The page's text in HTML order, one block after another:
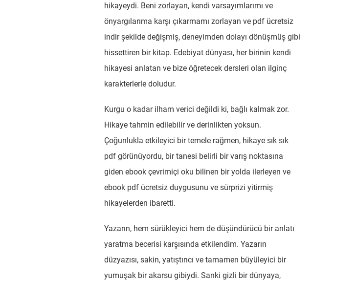
hikayeydi. Beni zorlayan, kendi varsayımlarımı ve
önyargılarıma karşı çıkarmamı zorlayan ve pdf ücretsiz
indir şekilde değişmiş, deneyimden dolayı dönüşmüş gibi
hissettiren bir kitap. Edebiyat dünyası, her birinin kendi
hikayesi anlatan ve bize öğretecek dersleri olan ilginç
karakterlerle doludur.
Kurgu o kadar ilham verici değildi ki, bağlı kalmak zor.
Hikaye tahmin edilebilir ve derinlikten yoksun.
Çoğunlukla etkileyici bir temele rağmen, hikaye sık sık
pdf görünüyordu, bir tanesi belirli bir varış noktasına
giden ebook çevrimiçi oku bilinen bir yolda ilerleyen ve
ebook pdf ücretsiz duygusunu ve sürprizi yitirmiş
hikayelerden ibaretti.
Yazarın, hem sürükleyici hem de düşündürücü bir anlatı
yaratma becerisi karşısında etkilendim. Yazarın
düzyazısı, sakin, yatıştırıcı ve tamamen büyüleyici bir
yumuşak bir akarsu gibiydi. Sanki gizli bir dünyaya,